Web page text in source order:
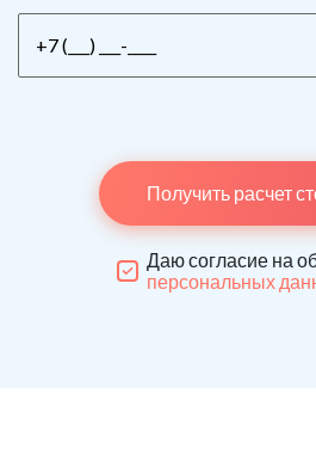
Получить расчет
Даю согласие на
персональных